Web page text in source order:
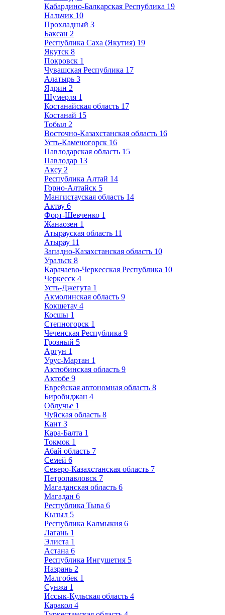
Кабардино-Балкарская Республика 19
Нальчик 10
Прохладный 3
Баксан 2
Республика Саха (Якутия) 19
Якутск 8
Покровск 1
Чувашская Республика 17
Алатырь 3
Ядрин 2
Шумерля 1
Костанайская область 17
Костанай 15
Тобыл 2
Восточно-Казахстанская область 16
Усть-Каменогорск 16
Павлодарская область 15
Павлодар 13
Аксу 2
Республика Алтай 14
Горно-Алтайск 5
Мангистауская область 14
Актау 6
Форт-Шевченко 1
Жанаозен 1
Атырауская область 11
Атырау 11
Западно-Казахстанская область 10
Уральск 8
Карачаево-Черкесская Республика 10
Черкесск 4
Усть-Джегута 1
Акмолинская область 9
Кокшетау 4
Косшы 1
Степногорск 1
Чеченская Республика 9
Грозный 5
Аргун 1
Урус-Мартан 1
Актюбинская область 9
Актобе 9
Еврейская автономная область 8
Биробиджан 4
Облучье 1
Чуйская область 8
Кант 3
Кара-Балта 1
Токмок 1
Абай область 7
Семей 6
Северо-Казахстанская область 7
Петропавловск 7
Магаданская область 6
Магадан 6
Республика Тыва 6
Кызыл 5
Республика Калмыкия 6
Лагань 1
Элиста 1
Астана 6
Республика Ингушетия 5
Назрань 2
Малгобек 1
Сунжа 1
Иссык-Кульская область 4
Каракол 4